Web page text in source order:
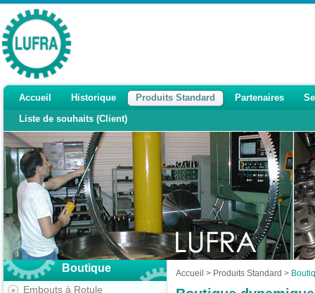
Accueil Historique Produits Standard Partenaires
Liste de souhaits (Client)
Boutique
Embouts à Rotule
Accueil > Produits Standard >